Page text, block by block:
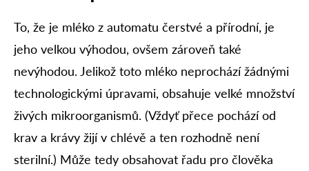
To, že je mléko z automatu čerstvé a přírodní, je
jeho velkou výhodou, ovšem zároveň také
nevýhodou. Jelikož toto mléko neprochází žádnými
technologickými úpravami, obsahuje velké množství
živých mikroorganismů. (Vždyť přece pochází od
krav a krávy žijí v chlévě a ten rozhodně není
sterilní.) Může tedy obsahovat řadu pro člověka